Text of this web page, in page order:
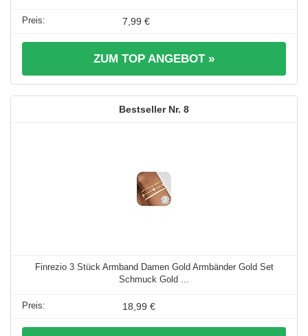
7,99 €
ZUM TOP ANGEBOT »
8
Finrezio 3 Stück Armband Damen Gold Armbänder Gold Set
Schmuck Gold ...
18,99 €